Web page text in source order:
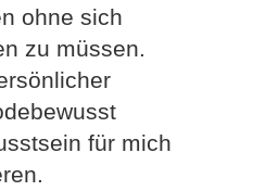
ohne sich
zu müssen.
für mich